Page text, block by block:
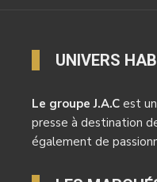
UNIVERS
Le groupe J.A.C est
presse à destination
également de